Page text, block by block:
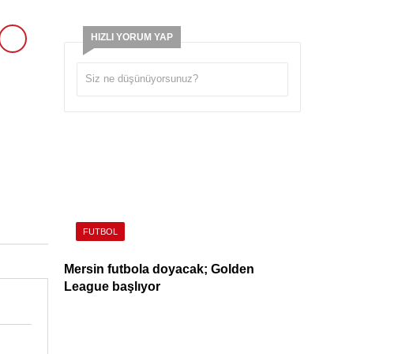
HIZLI YORUM YAP
FUTBOL
Mersin futbola doyacak; Golden
League başlıyor